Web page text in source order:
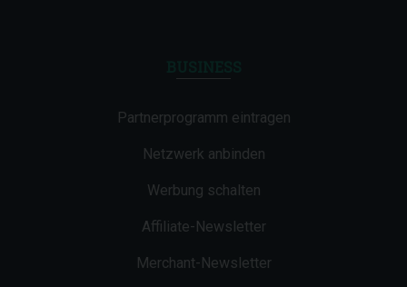
Partnerprogramm eintragen
Netzwerk anbinden
Werbung schalten
Affiliate-Newsletter
Merchant-Newsletter